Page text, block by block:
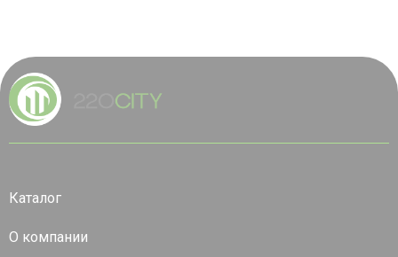
Каталог
О компании